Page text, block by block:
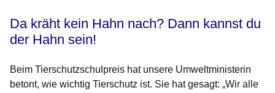
Da kräht kein Hahn nach? Dann kannst du
der Hahn sein!
Beim Tierschutzschulpreis hat unsere Umweltministerin
betont, wie wichtig Tierschutz ist. Sie hat gesagt: „Wir alle